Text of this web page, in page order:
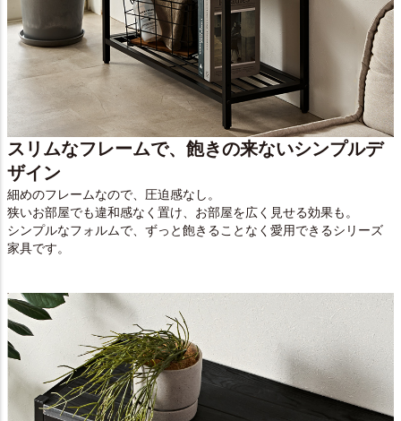
スリムなフレームで、飽きの来ないシンプルデ
ザイン
細めのフレームなので、圧迫感なし。
狭いお部屋でも違和感なく置け、お部屋を広く見せる効果も。
シンプルなフォルムで、ずっと飽きることなく愛用できるシリーズ
家具です。